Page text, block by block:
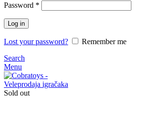
Password *
Log in
Lost your password?
Remember me
Search
Menu
Sold out